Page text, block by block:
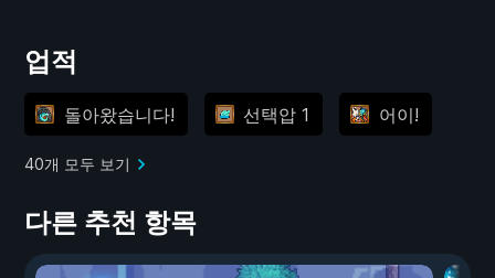
업적
돌아왔습니다! 선택압 1 어이!
40개 모두 보기
다른 추천 항목